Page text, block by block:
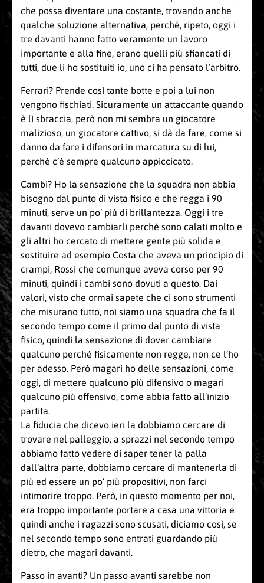
che possa diventare una costante, trovando anche
qualche soluzione alternativa, perché, ripeto, oggi i
tre davanti hanno fatto veramente un lavoro
importante e alla fine, erano quelli più sfiancati di
tutti, due li ho sostituiti io, uno ci ha pensato l’arbitro.
Ferrari? Prende così tante botte e poi a lui non
vengono fischiati. Sicuramente un attaccante quando
è lì sbraccia, però non mi sembra un giocatore
malizioso, un giocatore cattivo, si dà da fare, come si
danno da fare i difensori in marcatura su di lui,
perché c’è sempre qualcuno appiccicato.
Cambi? Ho la sensazione che la squadra non abbia
bisogno dal punto di vista fisico e che regga i 90
minuti, serve un po’ più di brillantezza. Oggi i tre
davanti dovevo cambiarli perché sono calati molto e
gli altri ho cercato di mettere gente più solida e
sostituire ad esempio Costa che aveva un principio di
crampi, Rossi che comunque aveva corso per 90
minuti, quindi i cambi sono dovuti a questo. Dai
valori, visto che ormai sapete che ci sono strumenti
che misurano tutto, noi siamo una squadra che fa il
secondo tempo come il primo dal punto di vista
fisico, quindi la sensazione di dover cambiare
qualcuno perché fisicamente non regge, non ce l’ho
per adesso. Però magari ho delle sensazioni, come
oggi, di mettere qualcuno più difensivo o magari
qualcuno più offensivo, come abbia fatto all’inizio
partita.
La fiducia che dicevo ieri la dobbiamo cercare di
trovare nel palleggio, a sprazzi nel secondo tempo
abbiamo fatto vedere di saper tener la palla
dall’altra parte, dobbiamo cercare di mantenerla di
più ed essere un po’ più propositivi, non farci
intimorire troppo. Però, in questo momento per noi,
era troppo importante portare a casa una vittoria e
quindi anche i ragazzi sono scusati, diciamo così, se
nel secondo tempo sono entrati guardando più
dietro, che magari davanti.
Passo in avanti? Un passo avanti sarebbe non